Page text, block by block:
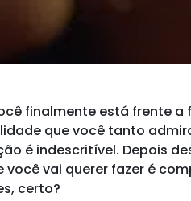
finalmente está frente
que você tanto
é indescritível. Depois
você vai querer fazer é
certo?